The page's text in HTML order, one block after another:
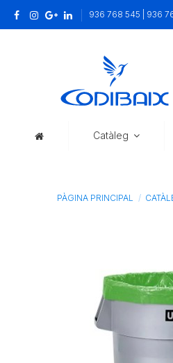
936 768 545 | 936
Catàleg
PÀGINA PRINCIPAL